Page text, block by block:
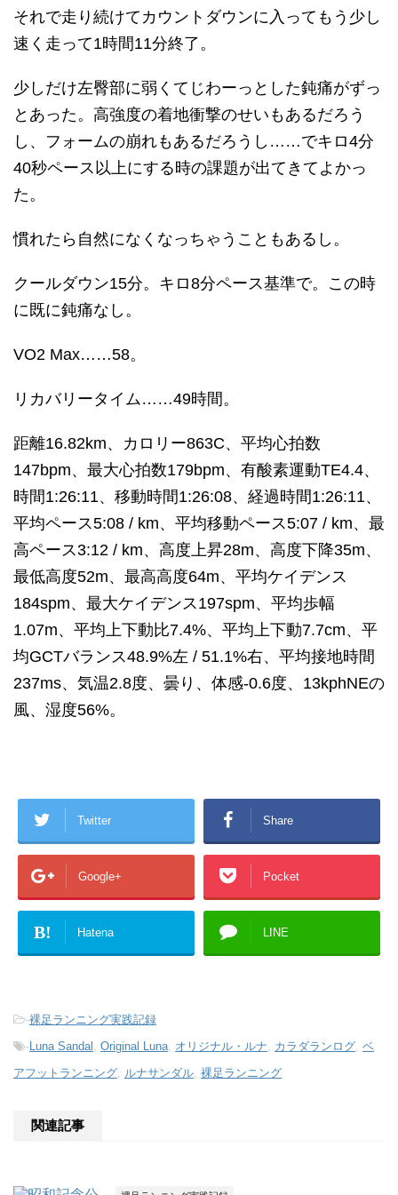
それで走り続けてカウントダウンに入ってもう少し
速く走って1時間11分終了。
少しだけ左臀部に弱くてじわーっとした鈍痛がずっ
とあった。高強度の着地衝撃のせいもあるだろう
し、フォームの崩れもあるだろうし……でキロ4分
40秒ペース以上にする時の課題が出てきてよかっ
た。
慣れたら自然になくなっちゃうこともあるし。
クールダウン15分。キロ8分ペース基準で。この時
に既に鈍痛なし。
VO2 Max……58。
リカバリータイム……49時間。
距離16.82km、カロリー863C、平均心拍数
147bpm、最大心拍数179bpm、有酸素運動TE4.4、
時間1:26:11、移動時間1:26:08、経過時間1:26:11、
平均ペース5:08 / km、平均移動ペース5:07 / km、最
高ペース3:12 / km、高度上昇28m、高度下降35m、
最低高度52m、最高高度64m、平均ケイデンス
184spm、最大ケイデンス197spm、平均歩幅
1.07m、平均上下動比7.4%、平均上下動7.7cm、平
均GCTバランス48.9%左 / 51.1%右、平均接地時間
237ms、気温2.8度、曇り、体感-0.6度、13kphNEの
風、湿度56%。
Twitter Share
Google+ Pocket
B! Hatena LINE
-裸足ランニング実践記録
-Luna Sandal , Original Luna, オリジナル・ルナ, カラダランログ, ベ
アフットランニング, ルナサンダル, 裸足ランニング
関連記事